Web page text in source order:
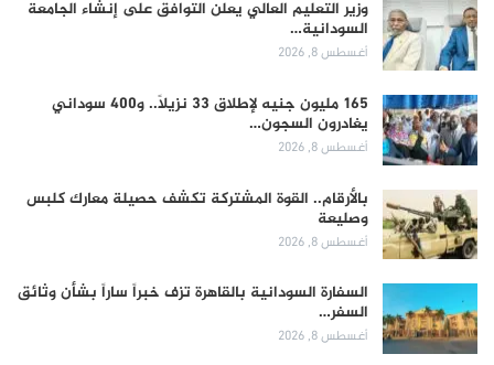
وزير التعليم العالي يعلن التوافق على إنشاء الجامعة
السودانية…
أغسطس 8, 2026
165 مليون جنيه لإطلاق 33 نزيلاً.. و400 سوداني
يغادرون السجون…
أغسطس 8, 2026
بالأرقام.. القوة المشتركة تكشف حصيلة معارك كلبس
وصليعة
أغسطس 8, 2026
السفارة السودانية بالقاهرة تزف خبراً ساراً بشأن وثائق
السفر…
أغسطس 8, 2026